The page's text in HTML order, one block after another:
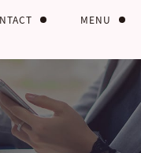
MENU